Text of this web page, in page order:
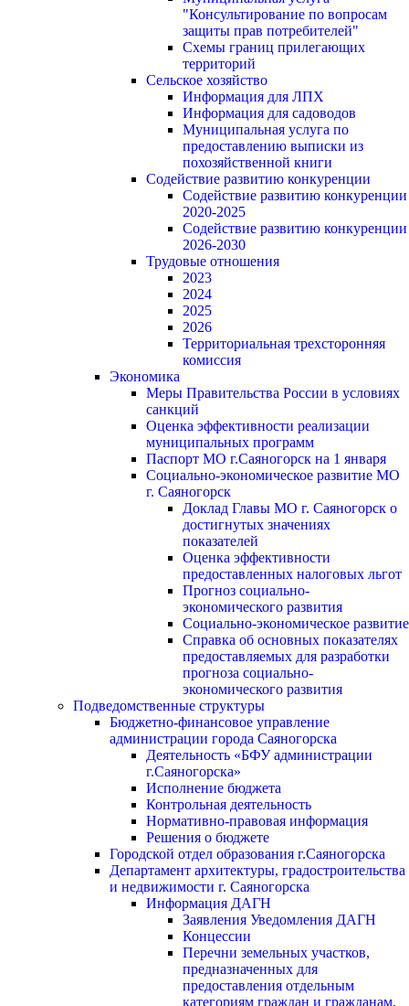
"Консультирование по вопросам
защиты прав потребителей"
Схемы границ прилегающих
территорий
Сельское хозяйство
Информация для ЛПХ
Информация для садоводов
Муниципальная услуга по
предоставлению выписки из
похозяйственной книги
Содействие развитию конкуренции
Содействие развитию конкуренции
2020-2025
Содействие развитию конкуренции
2026-2030
Трудовые отношения
2023
2024
2025
2026
Территориальная трехсторонняя
комиссия
Экономика
Меры Правительства России в условиях
санкций
Оценка эффективности реализации
муниципальных программ
Паспорт МО г.Саяногорск на 1 января
Социально-экономическое развитие МО
г. Саяногорск
Доклад Главы МО г. Саяногорск о
достигнутых значениях
показателей
Оценка эффективности
предоставленных налоговых льгот
Прогноз социально-
экономического развития
Социально-экономическое развитие
Справка об основных показателях
предоставляемых для разработки
прогноза социально-
экономического развития
Подведомственные структуры
Бюджетно-финансовое управление
администрации города Саяногорска
Деятельность «БФУ администрации
г.Саяногорска»
Исполнение бюджета
Контрольная деятельность
Нормативно-правовая информация
Решения о бюджете
Городской отдел образования г.Саяногорска
Департамент архитектуры, градостроительства
и недвижимости г. Саяногорска
Информация ДАГН
Заявления Уведомления ДАГН
Концессии
Перечни земельных участков,
предназначенных для
предоставления отдельным
категориям граждан и гражданам,